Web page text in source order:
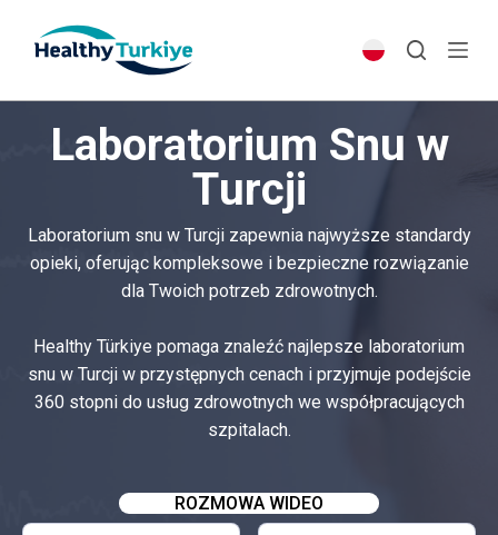
p
n
Laboratorium Snu w
Turcji
Laboratorium snu w Turcji zapewnia najwyższe standardy
opieki, oferując kompleksowe i bezpieczne rozwiązanie
dla Twoich potrzeb zdrowotnych.
Healthy Türkiye pomaga znaleźć najlepsze laboratorium
snu w Turcji w przystępnych cenach i przyjmuje podejście
360 stopni do usług zdrowotnych we współpracujących
szpitalach.
ROZMOWA WIDEO